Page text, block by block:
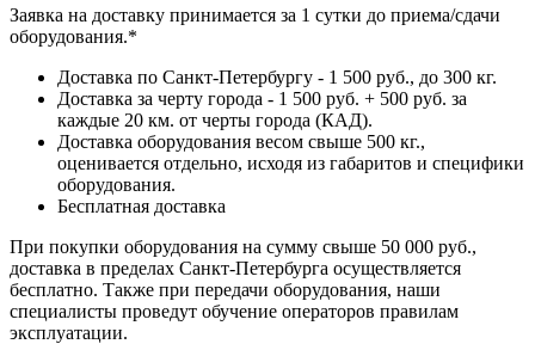
Заявка на доставку принимается за 1 сутки до приема/сдачи
оборудования.*
Доставка по Санкт-Петербургу - 1 500 руб., до 300 кг.
Доставка за черту города - 1 500 руб. + 500 руб. за
каждые 20 км. от черты города (КАД).
Доставка оборудования весом свыше 500 кг.,
оценивается отдельно, исходя из габаритов и специфики
оборудования.
Бесплатная доставка
При покупки оборудования на сумму свыше 50 000 руб.,
доставка в пределах Санкт-Петербурга осуществляется
бесплатно. Также при передачи оборудования, наши
специалисты проведут обучение операторов правилам
эксплуатации.